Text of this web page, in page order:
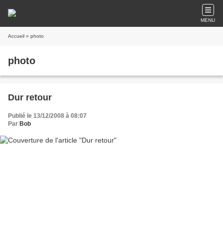
MENU
Accueil » photo
photo
Dur retour
Publié le 13/12/2008 à 08:07
Par Bob